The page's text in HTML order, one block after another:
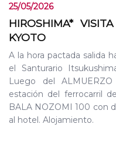
25/05/2026
HIROSHIMA*
KYOTO
A la hora pactada salida
el Santurario
Luego del
estación del ferrocarril
BALA NOZOMI 100 con
al hotel. Alojamiento.